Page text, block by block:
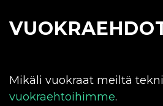
Mikäli vuokraat meiltä
vuokraehtoihimme.